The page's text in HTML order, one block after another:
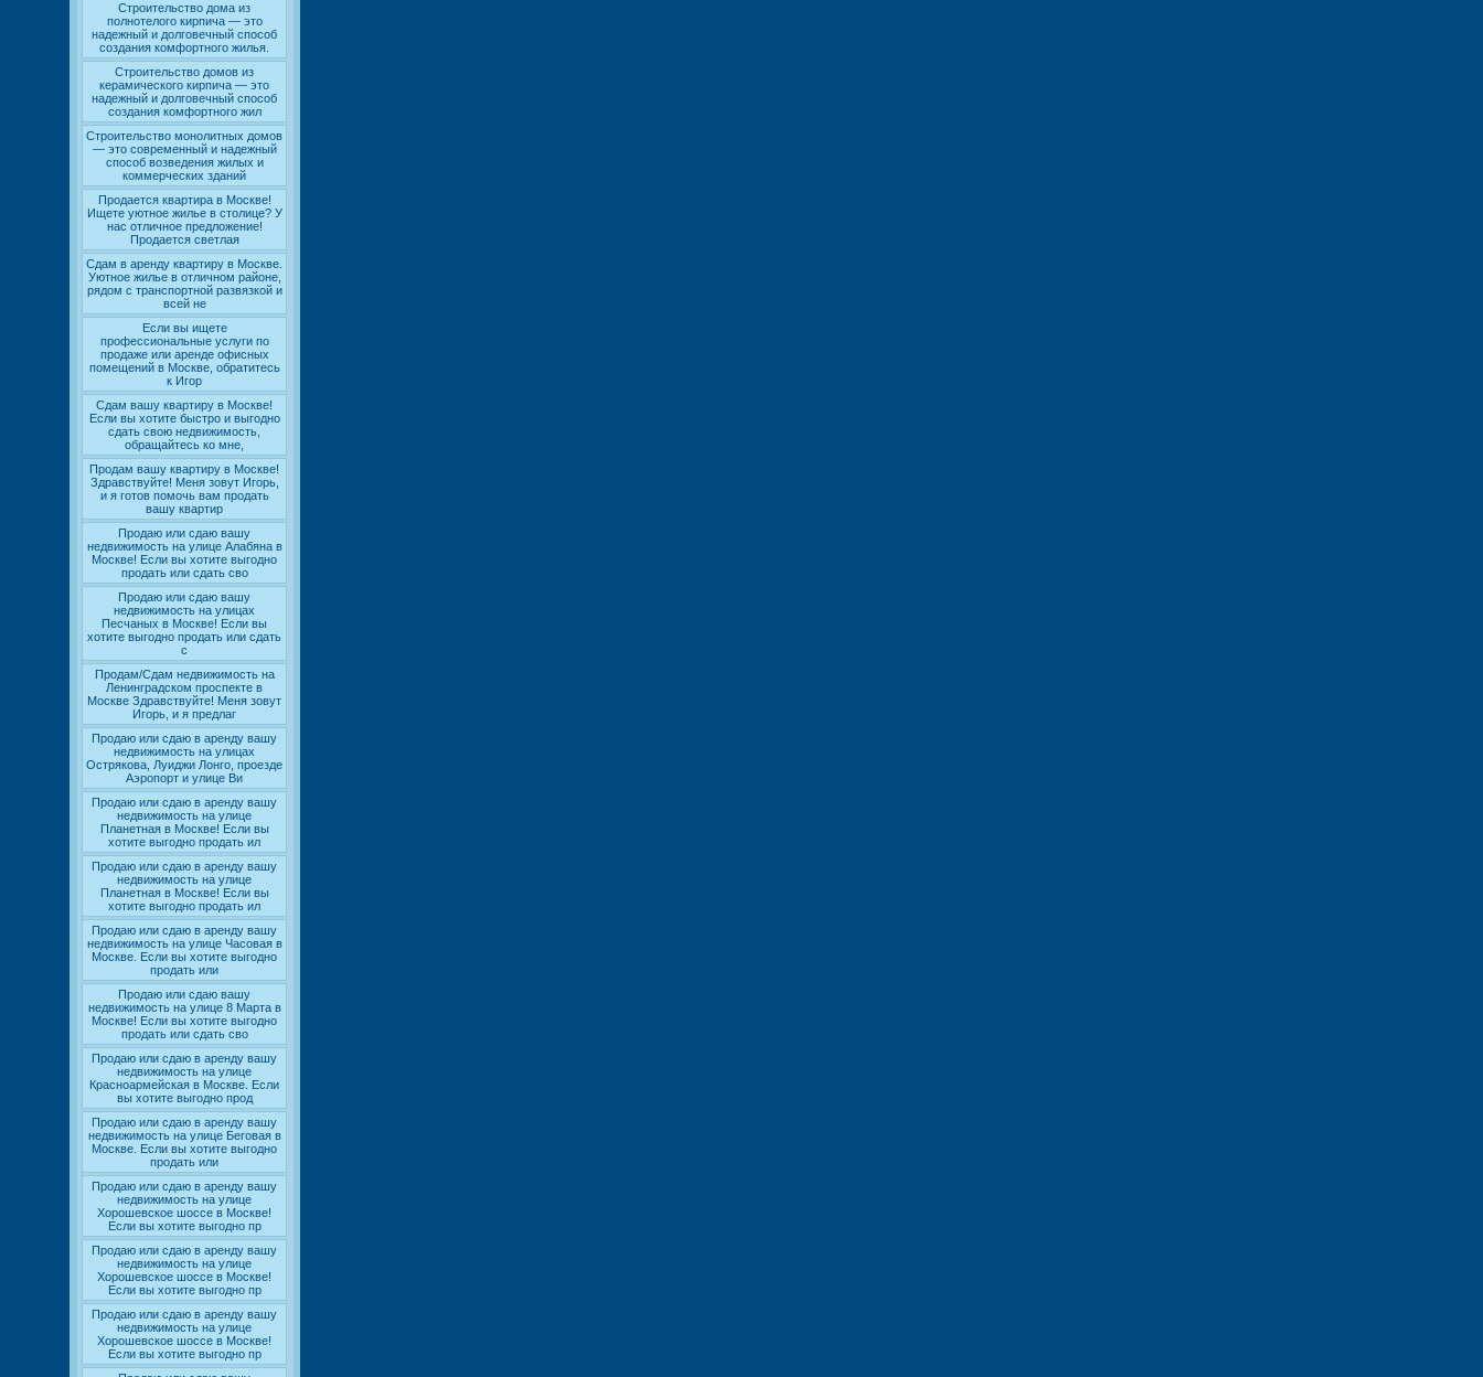
Строительство дома из
полнотелого кирпича — это
надежный и долговечный способ
создания комфортного жилья.
Строительство домов из
керамического кирпича — это
надежный и долговечный способ
создания комфортного жил
Строительство монолитных домов
— это современный и надежный
способ возведения жилых и
коммерческих зданий
Продается квартира в Москве!
Ищете уютное жилье в столице? У
нас отличное предложение!
Продается светлая
Сдам в аренду квартиру в Москве.
Уютное жилье в отличном районе,
рядом с транспортной развязкой и
всей не
Если вы ищете
профессиональные услуги по
продаже или аренде офисных
помещений в Москве, обратитесь
к Игор
Сдам вашу квартиру в Москве!
Если вы хотите быстро и выгодно
сдать свою недвижимость,
обращайтесь ко мне,
Продам вашу квартиру в Москве!
Здравствуйте! Меня зовут Игорь,
и я готов помочь вам продать
вашу квартир
Продаю или сдаю вашу
недвижимость на улице Алабяна в
Москве! Если вы хотите выгодно
продать или сдать сво
Продаю или сдаю вашу
недвижимость на улицах
Песчаных в Москве! Если вы
хотите выгодно продать или сдать
с
Продам/Сдам недвижимость на
Ленинградском проспекте в
Москве Здравствуйте! Меня зовут
Игорь, и я предлаг
Продаю или сдаю в аренду вашу
недвижимость на улицах
Острякова, Луиджи Лонго, проезде
Аэропорт и улице Ви
Продаю или сдаю в аренду вашу
недвижимость на улице
Планетная в Москве! Если вы
хотите выгодно продать ил
Продаю или сдаю в аренду вашу
недвижимость на улице
Планетная в Москве! Если вы
хотите выгодно продать ил
Продаю или сдаю в аренду вашу
недвижимость на улице Часовая в
Москве. Если вы хотите выгодно
продать или
Продаю или сдаю вашу
недвижимость на улице 8 Марта в
Москве! Если вы хотите выгодно
продать или сдать сво
Продаю или сдаю в аренду вашу
недвижимость на улице
Красноармейская в Москве. Если
вы хотите выгодно прод
Продаю или сдаю в аренду вашу
недвижимость на улице Беговая в
Москве. Если вы хотите выгодно
продать или
Продаю или сдаю в аренду вашу
недвижимость на улице
Хорошевское шоссе в Москве!
Если вы хотите выгодно пр
Продаю или сдаю в аренду вашу
недвижимость на улице
Хорошевское шоссе в Москве!
Если вы хотите выгодно пр
Продаю или сдаю в аренду вашу
недвижимость на улице
Хорошевское шоссе в Москве!
Если вы хотите выгодно пр